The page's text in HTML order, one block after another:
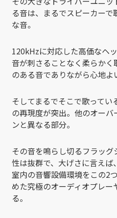
る音は、まるでスピーカー
な音。
120kHzに対応した高価なヘ
音が刺さることなく柔らか
のある音でありながら心地よ
そしてまるでそこで歌って
の再現度が突出。他のオー
ンと異なる部分。
その音を鳴らし切るフラッ
性は抜群で、大げさに言えば
室内の音響設備環境をこの2
めた究極のオーディオプレ
る。